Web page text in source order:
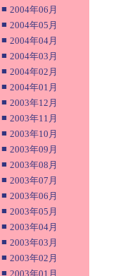
■ 2004年06月
■ 2004年05月
■ 2004年04月
■ 2004年03月
■ 2004年02月
■ 2004年01月
■ 2003年12月
■ 2003年11月
■ 2003年10月
■ 2003年09月
■ 2003年08月
■ 2003年07月
■ 2003年06月
■ 2003年05月
■ 2003年04月
■ 2003年03月
■ 2003年02月
■ 2003年01月